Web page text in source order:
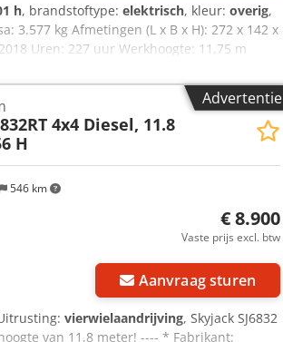
h, brandstoftype: elektrisch, kleur: overig,
3.577 kg Afmetingen (L x B x H): 272 x 142 x
Uren: 227 uur Werkhoogte: 11,75 m
x B x H): 2,72 x 1,76 x 1,75 m Capaciteit:
Netto exportprijs Machine uit onze
bezoek onze website Goede staat Niet-
Advertentie
546 km
4x4 Diesel, 11.8
H
€ 8.900
Vaste prijs excl. btw
Aanvraag sturen
vierwielaandrijving, Skyjack SJ6832
van 11,8 meter! ---- * Fabrikant: